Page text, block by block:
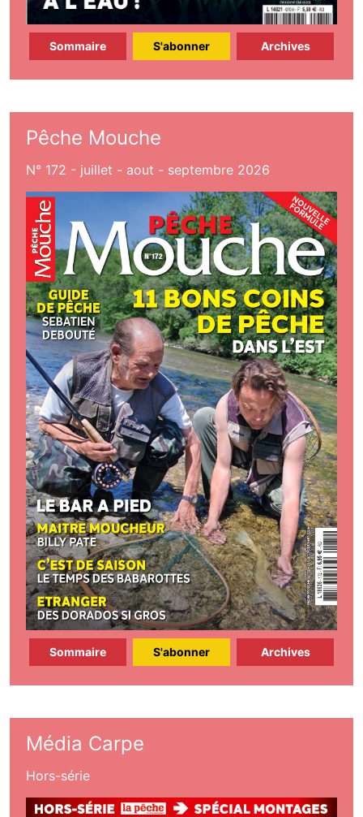
Sommaire S'abonner Archives
Pêche Mouche
N° 172 - juillet - aout - septembre 2026
Sommaire S'abonner Archives
Média Carpe
Hors-série